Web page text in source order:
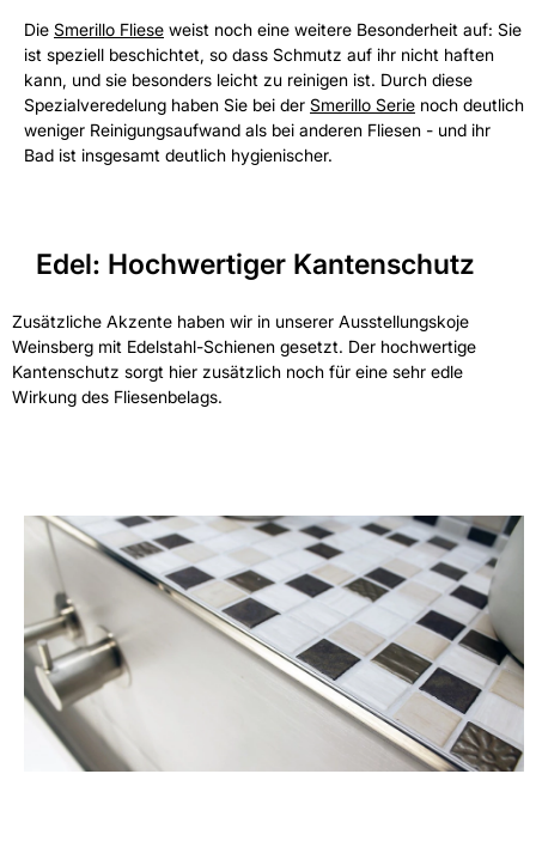
Die Smerillo Fliese weist noch eine weitere Besonderheit auf: Sie
ist speziell beschichtet, so dass Schmutz auf ihr nicht haften
kann, und sie besonders leicht zu reinigen ist. Durch diese
Spezialveredelung haben Sie bei der Smerillo Serie noch deutlich
weniger Reinigungsaufwand als bei anderen Fliesen - und ihr
Bad ist insgesamt deutlich hygienischer.
Edel: Hochwertiger Kantenschutz
Zusätzliche Akzente haben wir in unserer Ausstellungskoje
Weinsberg mit Edelstahl-Schienen gesetzt. Der hochwertige
Kantenschutz sorgt hier zusätzlich noch für eine sehr edle
Wirkung des Fliesenbelags.